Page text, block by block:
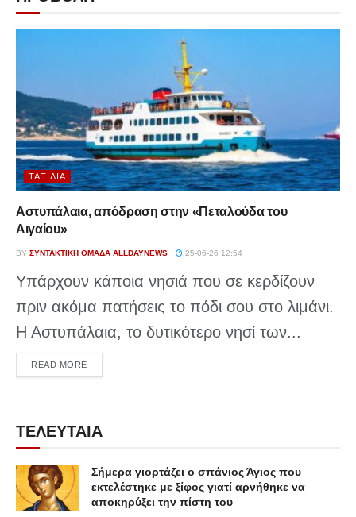
ΤΑΞΊΔΙΑ
Αστυπάλαια, απόδραση στην «Πεταλούδα του
Αιγαίου»
BY ΣΥΝΤΑΚΤΙΚΉ ΟΜΆΔΑ ALLDAYNEWS 25-06-26 12:54
Υπάρχουν κάποια νησιά που σε κερδίζουν
πριν ακόμα πατήσεις το πόδι σου στο λιμάνι.
Η Αστυπάλαια, το δυτικότερο νησί των...
READ MOREDETAILS
ΤΕΛΕΥΤΑΙΑ
Σήμερα γιορτάζει ο σπάνιος Άγιος που
εκτελέστηκε με ξίφος γιατί αρνήθηκε να
αποκηρύξει την πίστη του